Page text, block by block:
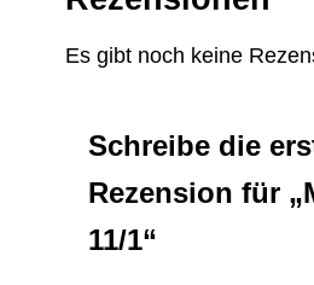
Es gibt noch keine
Schreibe die
Rezension für
11/1“